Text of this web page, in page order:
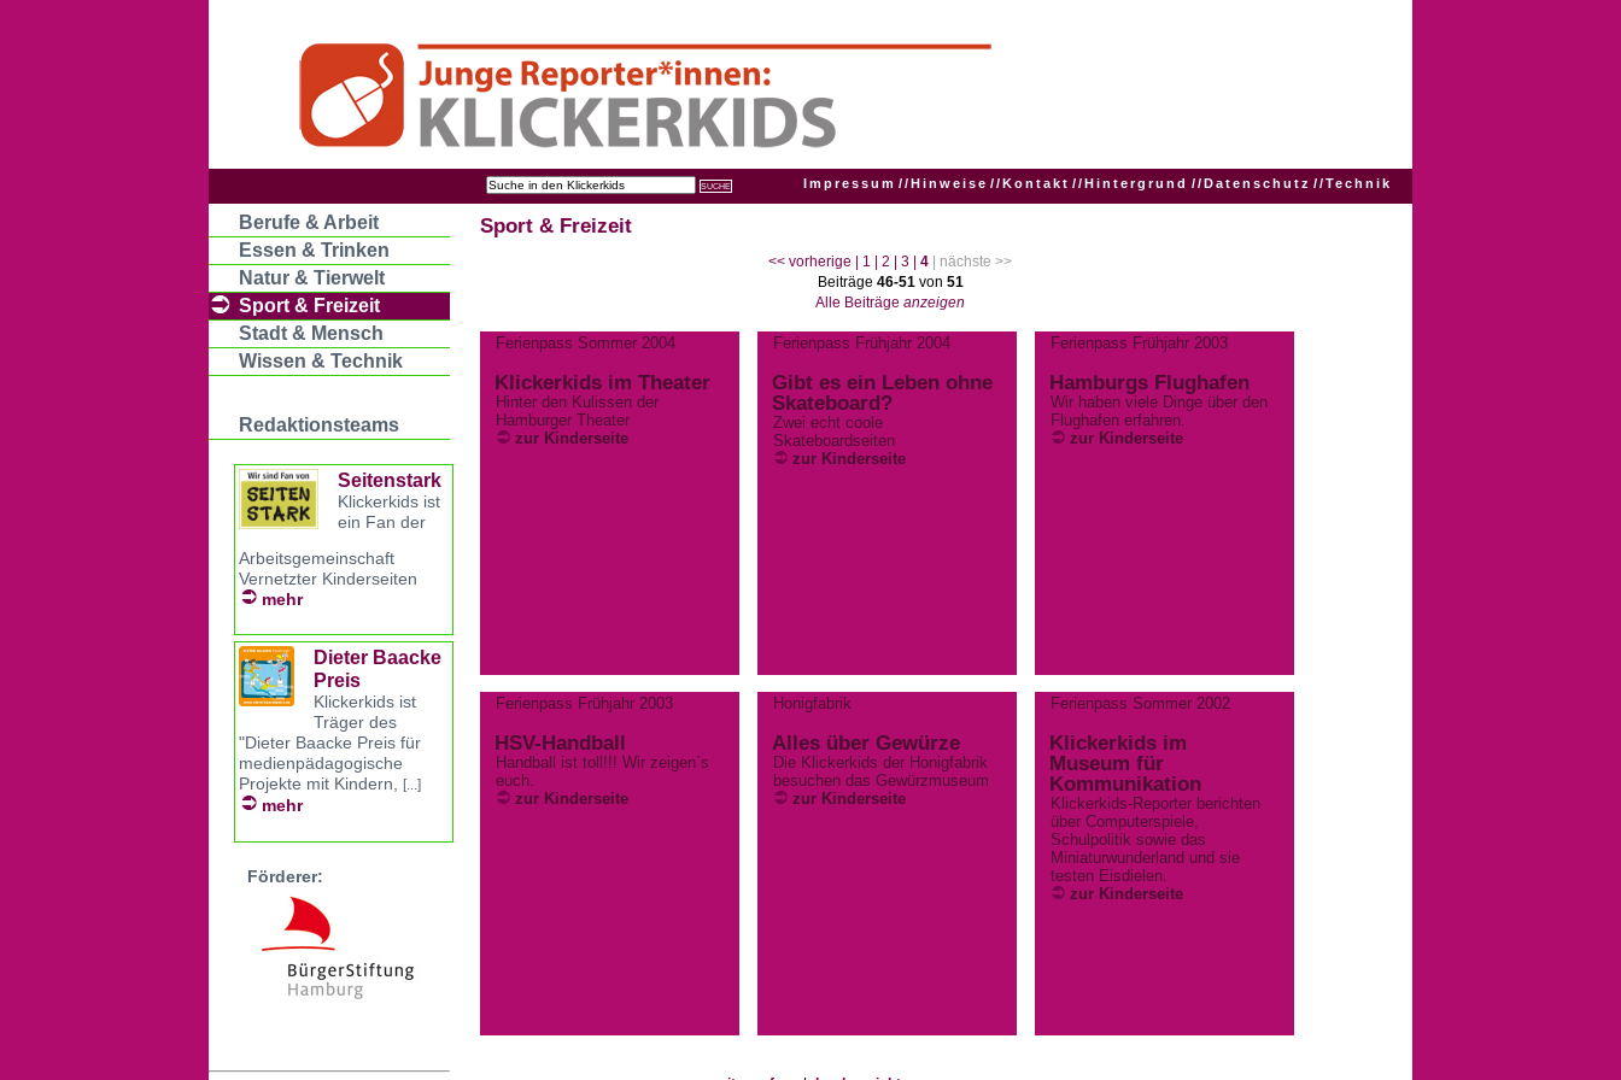
Impressum //Hinweise //Kontakt //Hintergrund //Datenschutz //Technik
Berufe & Arbeit
Essen & Trinken
Natur & Tierwelt
Sport & Freizeit
Stadt & Mensch
Wissen & Technik
Redaktionsteams
Seitenstark
Klickerkids ist
ein Fan der
Arbeitsgemeinschaft
Vernetzter Kinderseiten
mehr
Dieter Baacke
Preis
Klickerkids ist
Träger des
"Dieter Baacke Preis für
medienpädagogische
Projekte mit Kindern, [...]
mehr
Förderer:
Sport & Freizeit
<< vorherige | 1 | 2 | 3 4 | nächste >>
Beiträge 46-51 von 51
Alle Beiträge anzeigen
Ferienpass Sommer 2004
Klickerkids im Theater
Hinter den Kulissen der
Hamburger Theater
zur Kinderseite
Ferienpass Frühjahr 2004
Gibt es ein Leben ohne
Skateboard?
Zwei echt coole
Skateboardseiten
zur Kinderseite
Ferienpass Frühjahr 2003
Hamburgs Flughafen
Wir haben viele Dinge über den
Flughafen erfahren.
zur Kinderseite
Ferienpass Frühjahr 2003
HSV-Handball
Handball ist toll!!! Wir zeigen`s
euch.
zur Kinderseite
Honigfabrik
Alles über Gewürze
Die Klickerkids der Honigfabrik
besuchen das Gewürzmuseum
zur Kinderseite
Ferienpass Sommer 2002
Klickerkids im
Museum für
Kommunikation
Klickerkids-Reporter berichten
über Computerspiele,
Schulpolitik sowie das
Miniaturwunderland und sie
testen Eisdielen.
zur Kinderseite